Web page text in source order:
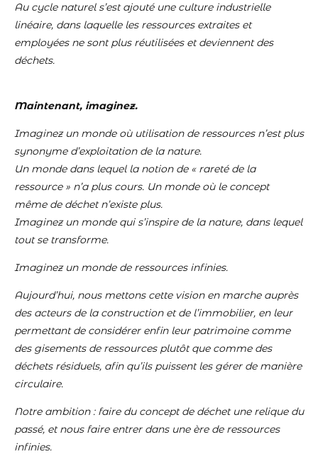
Au cycle naturel s’est ajouté une culture industrielle
linéaire, dans laquelle les ressources extraites et
employées ne sont plus réutilisées et deviennent des
déchets.
Maintenant, imaginez.
Imaginez un monde où utilisation de ressources n’est plus
synonyme d’exploitation de la nature.
Un monde dans lequel la notion de « rareté de la
ressource » n’a plus cours. Un monde où le concept
même de déchet n’existe plus.
Imaginez un monde qui s’inspire de la nature, dans lequel
tout se transforme.
Imaginez un monde de ressources infinies.
Aujourd’hui, nous mettons cette vision en marche auprès
des acteurs de la construction et de l’immobilier, en leur
permettant de considérer enfin leur patrimoine comme
des gisements de ressources plutôt que comme des
déchets résiduels, afin qu’ils puissent les gérer de manière
circulaire.
Notre ambition : faire du concept de déchet une relique du
passé, et nous faire entrer dans une ère de ressources
infinies.